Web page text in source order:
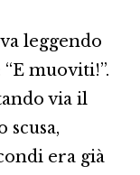
leggendo
muoviti!”.
via il
scusa,
era già